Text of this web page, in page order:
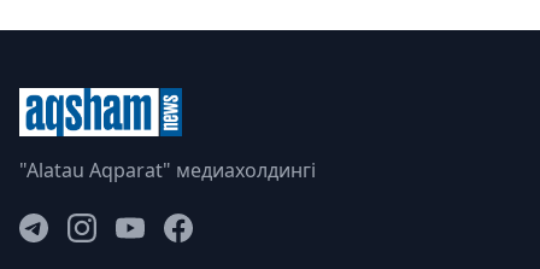
"Alatau Aqparat" медиахолдингі